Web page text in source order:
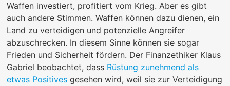
Waffen investiert, profitiert vom Krieg. Aber es gibt
auch andere Stimmen. Waffen können dazu dienen, ein
Land zu verteidigen und potenzielle Angreifer
abzuschrecken. In diesem Sinne können sie sogar
Frieden und Sicherheit fördern. Der Finanzethiker Klaus
Gabriel beobachtet, dass Rüstung zunehmend als
etwas Positives gesehen wird, weil sie zur Verteidigung